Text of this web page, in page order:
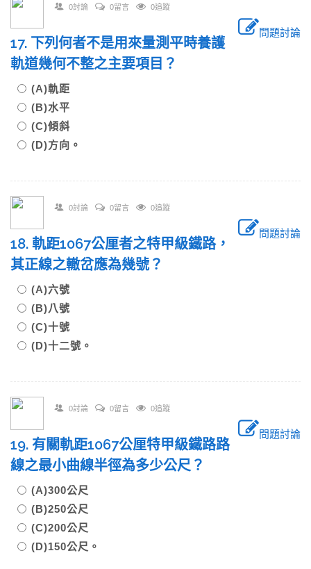
0討論 0留言 0追蹤
問題討論
17. 下列何者不是用來量測平時養護
軌道幾何不整之主要項目？
(A)軌距
(B)水平
(C)傾斜
(D)方向。
0討論 0留言 0追蹤
問題討論
18. 軌距1067公厘者之特甲級鐵路，
其正線之轍岔應為幾號？
(A)六號
(B)八號
(C)十號
(D)十二號。
0討論 0留言 0追蹤
問題討論
19. 有關軌距1067公厘特甲級鐵路路
線之最小曲線半徑為多少公尺？
(A)300公尺
(B)250公尺
(C)200公尺
(D)150公尺。